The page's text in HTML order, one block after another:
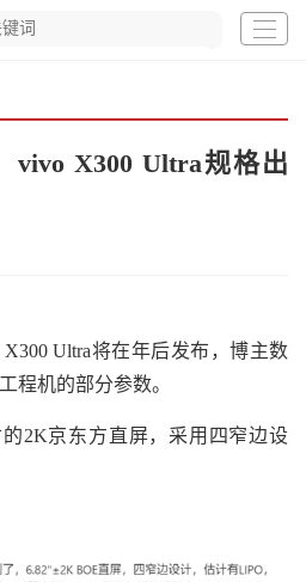
vivo X300 Ultra规格出
Ultra将在年后发布，博主数
程机的部分参数。
2K京东方直屏，采用四窄边设